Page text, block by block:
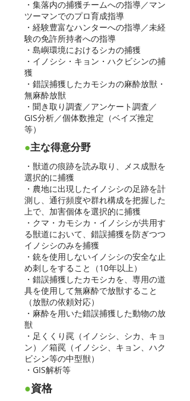
・集落内の捕獲チームへの指導／マン
ツーマンでのプロ育成指導
・経験豊富なハンターへの指導／未経
験の免許所持者への指導
・島嶼環境におけるシカの捕獲
・イノシシ・キョン・ハクビシンの捕
獲
・錯誤捕獲したカモシカの麻酔放獣・
無麻酔放獣
・聞き取り調査／アンケート調査／
GIS分析／個体数推定（ベイズ推定
等）
●主な得意分野
・獣道の痕跡を読み取り、メス成獣を
選択的に捕獲
・農地に出現したイノシシの足跡を計
測し、通行頻度や群れ構成を把握した
上で、加害個体を選択的に捕獲
・クマ・カモシカ・イノシシが共用す
る獣道において、錯誤捕獲を防ぎつつ
イノシシのみを捕獲
・銃を使用しないイノシシの安全な止
め刺しをすること（10年以上）
・錯誤捕獲したカモシカを、専用の道
具を使用して無麻酔で放獣すること
（放獣の依頼対応）
・麻酔を用いた錯誤捕獲した動物の放
獣
・足くくり罠（イノシシ、シカ、キョ
ン）／箱罠（イノシシ、キョン、ハク
ビシン等の中型獣）
・GIS解析等
●資格